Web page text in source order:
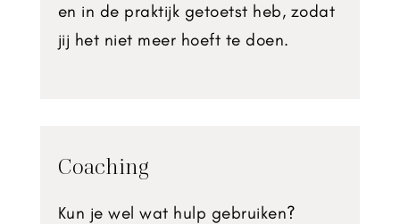
en in de praktijk getoetst heb, zodat
jij het niet meer hoeft te doen.
Coaching
Kun je wel wat hulp gebruiken?